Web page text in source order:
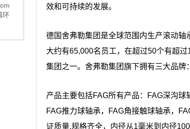
环
效和可持续的发展。
德国舍弗勒集团是全球范围内生产滚动
大约有65,000名员工，在超过50个有超
集团之一。舍弗勒集团旗下拥有三大品牌
产品主要包括FAG所有产品：FAG深沟球
FAG推力球轴承，FAG角接触球轴承，
证质量,规格齐全，内径从1毫米到内径